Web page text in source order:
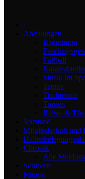
∙
Abteilungen
Badminton
Fußball
Musik im
Tennis
Tischtennis
Turnen
Reise- &
Vorstand
Mitgliedschaft und
Chronik
Alle
Senioren
Fitness